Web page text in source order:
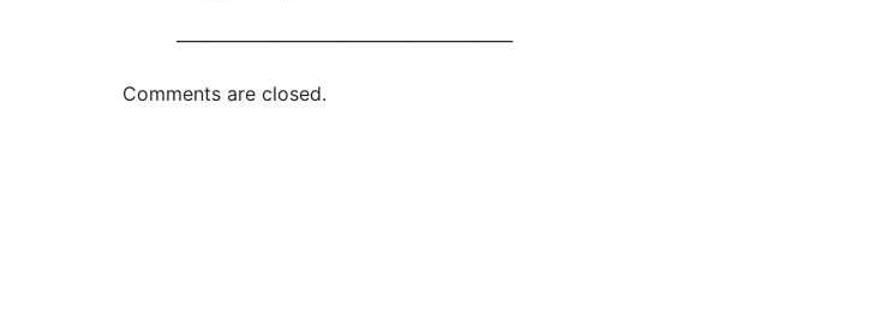
Comments are closed.